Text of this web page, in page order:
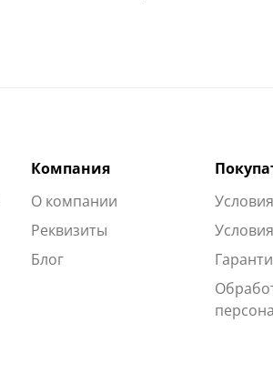
Компания
О компании
Реквизиты
Блог